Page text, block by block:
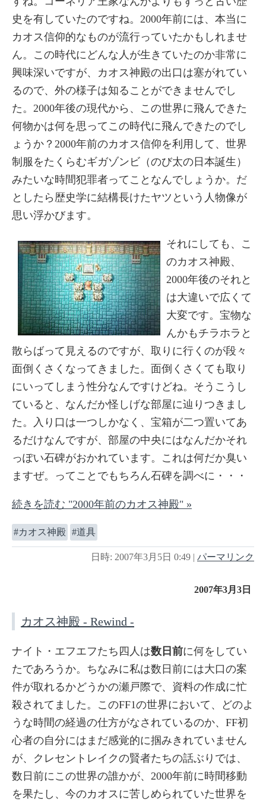
史を有していたのですね。2000年前には、本当に
カオス信仰的なものが流行っていたかもしれませ
ん。この時代にどんな人が生きていたのか非常に
興味深いですが、カオス神殿の出口は塞がれてい
るので、外の様子は知ることができませんでし
た。2000年後の現代から、この世界に飛んできた
何物かは何を思ってこの時代に飛んできたのでし
ょうか？2000年前のカオス信仰を利用して、世界
制服をたくらむギガゾンビ（のび太の日本誕生）
みたいな時間犯罪者ってことなんでしょうか。だ
としたら歴史学に結構長けたヤツという人物像が
思い浮かびます。
それにしても、こ
のカオス神殿、
2000年後のそれと
は大違いで広くて
大変です。宝物な
んかもチラホラと
散らばって見えるのですが、取りに行くのが段々
面倒くさくなってきました。面倒くさくても取り
にいってしまう性分なんですけどね。そうこうし
ていると、なんだか怪しげな部屋に辿りつきまし
た。入り口は一つしかなく、宝箱が二つ置いてあ
るだけなんですが、部屋の中央にはなんだかそれ
っぽい石碑がおかれています。これは何だか臭い
ますぜ。ってことでもちろん石碑を調べに・・・
続きを読む "2000年前のカオス神殿" »
カオス神殿 道具
日時: 2007年3月5日 0:49 | パーマリンク
2007年3月3日
カオス神殿 - Rewind -
ナイト・エフエフたち四人は数日前に何をしてい
たであろうか。ちなみに私は数日前には大口の案
件が取れるかどうかの瀬戸際で、資料の作成に忙
殺されてました。このFF1の世界において、どのよ
うな時間の経過の仕方がなされているのか、FF初
心者の自分にはまだ感覚的に掴みきれていません
が、クレセントレイクの賢者たちの話ぶりでは、
数日前にこの世界の誰かが、2000年前に時間移動
を果たし、今のカオスに苦しめられていた世界を